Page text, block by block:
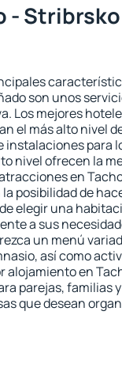
-
son unos
Los mejores
el más alto nivel
instalaciones para
nivel ofrecen la
en
posibilidad de
elegir una
a sus
un menú
así como
alojamiento en
parejas, familias
que desean